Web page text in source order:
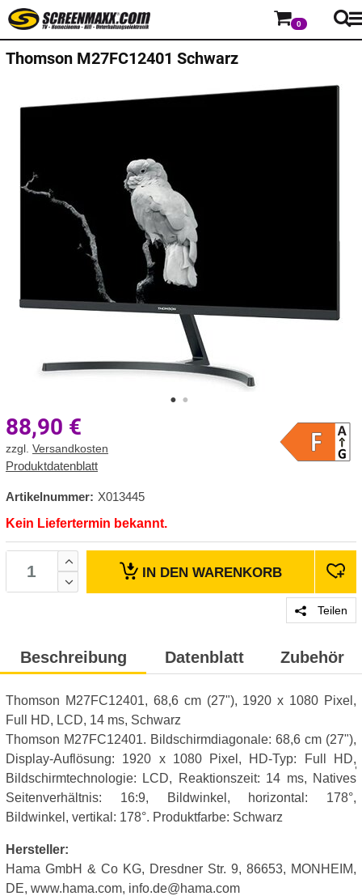
0
Thomson M27FC12401 Schwarz
88,90 €
zzgl. Versandkosten
Produktdatenblatt
Artikelnummer: X013445
Kein Liefertermin bekannt.
IN DEN WARENKORB
Teilen
Beschreibung Datenblatt Zubehör
Thomson M27FC12401, 68,6 cm (27"), 1920 x 1080 Pixel,
Full HD, LCD, 14 ms, Schwarz
Thomson M27FC12401. Bildschirmdiagonale: 68,6 cm (27"),
Display-Auflösung: 1920 x 1080 Pixel, HD-Typ: Full HD,
Bildschirmtechnologie: LCD, Reaktionszeit: 14 ms, Natives
Seitenverhältnis: 16:9, Bildwinkel, horizontal: 178°,
Bildwinkel, vertikal: 178°. Produktfarbe: Schwarz
Hersteller:
Hama GmbH & Co KG, Dresdner Str. 9, 86653, MONHEIM,
DE, www.hama.com, info.de@hama.com